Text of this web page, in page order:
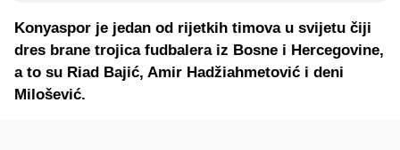
Konyaspor je jedan od rijetkih timova u svijetu čiji
dres brane trojica fudbalera iz Bosne i Hercegovine,
a to su Riad Bajić, Amir Hadžiahmetović i deni
Milošević.